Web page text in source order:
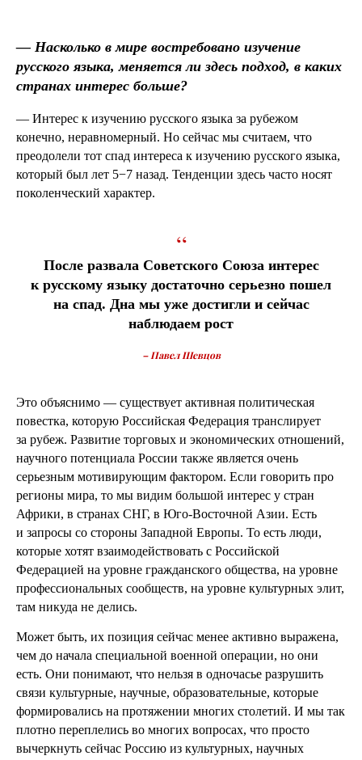
— Насколько в мире востребовано изучение
русского языка, меняется ли здесь подход, в каких
странах интерес больше?
— Интерес к изучению русского языка за рубежом
конечно, неравномерный. Но сейчас мы считаем, что
преодолели тот спад интереса к изучению русского языка,
который был лет 5−7 назад. Тенденции здесь часто носят
поколенческий характер.
“
После развала Советского Союза интерес
к русскому языку достаточно серьезно пошел
на спад. Дна мы уже достигли и сейчас
наблюдаем рост
– Павел Шевцов
Это объяснимо — существует активная политическая
повестка, которую Российская Федерация транслирует
за рубеж. Развитие торговых и экономических отношений,
научного потенциала России также является очень
серьезным мотивирующим фактором. Если говорить про
регионы мира, то мы видим большой интерес у стран
Африки, в странах СНГ, в Юго-Восточной Азии. Есть
и запросы со стороны Западной Европы. То есть люди,
которые хотят взаимодействовать с Российской
Федерацией на уровне гражданского общества, на уровне
профессиональных сообществ, на уровне культурных элит,
там никуда не делись.
Может быть, их позиция сейчас менее активно выражена,
чем до начала специальной военной операции, но они
есть. Они понимают, что нельзя в одночасье разрушить
связи культурные, научные, образовательные, которые
формировались на протяжении многих столетий. И мы так
плотно переплелись во многих вопросах, что просто
вычеркнуть сейчас Россию из культурных, научных